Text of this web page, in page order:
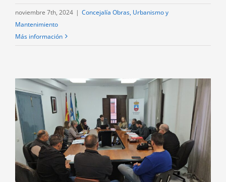
noviembre 7th, 2024 | Concejalía Obras, Urbanismo y
Mantenimiento
Más información